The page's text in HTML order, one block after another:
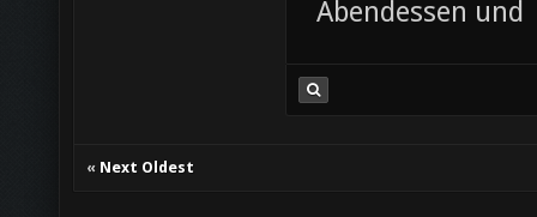
Abendessen und
« Next Oldest